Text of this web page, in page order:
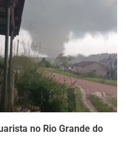
no Rio Grande do